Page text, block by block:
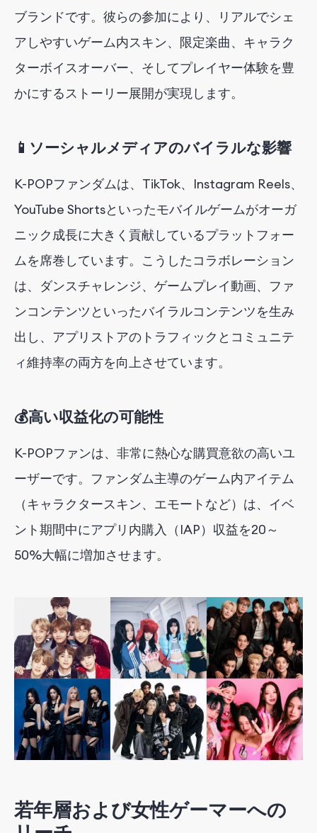
ブランドです。彼らの参加により、リアルでシェ
アしやすいゲーム内スキン、限定楽曲、キャラク
ターボイスオーバー、そしてプレイヤー体験を豊
かにするストーリー展開が実現します。
📱ソーシャルメディアのバイラルな影響
K-POPファンダムは、TikTok、Instagram Reels、
YouTube Shortsといったモバイルゲームがオーガ
ニック成長に大きく貢献しているプラットフォー
ムを席巻しています。こうしたコラボレーション
は、ダンスチャレンジ、ゲームプレイ動画、ファ
ンコンテンツといったバイラルコンテンツを生み
出し、アプリストアのトラフィックとコミュニテ
ィ維持率の両方を向上させています。
💰高い収益化の可能性
K-POPファンは、非常に熱心な購買意欲の高いユ
ーザーです。 ファンダム主導のゲーム内アイテム
（キャラクタースキン、エモートなど）は、 イベ
ント期間中にアプリ内購入（IAP）収益を20～
50%大幅に増加させます。
若年層および女性ゲーマーへの